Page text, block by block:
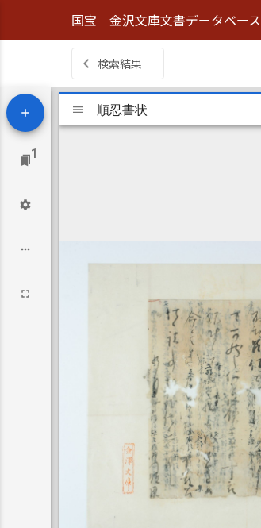
国宝 金沢文庫文書データベース
検索結果
1
Mirador
viewer 順忍書状
順忍書状